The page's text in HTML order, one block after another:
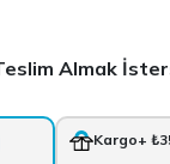
Almak
Kargo+